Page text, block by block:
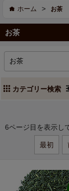
ホーム > お茶
お茶
カテゴリー検索
6ページ目を表示し
最初